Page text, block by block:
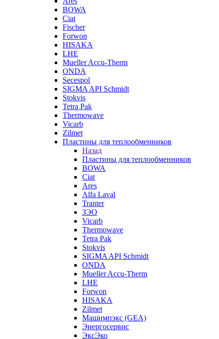
BOWA
Ciat
Fischer
Forwon
HISAKA
LHE
Mueller Accu-Therm
ONDA
Secespol
SIGMA API Schmidt
Stokvis
Tetra Pak
Thermowave
Vicarb
Zilmet
Пластины для теплообменников
Назад
Пластины для теплообменников
BOWA
Ciat
Ares
Alfa Laval
Tranter
ЗЭО
Vicarb
Thermowave
Tetra Pak
Stokvis
SIGMA API Schmidt
ONDA
Mueller Accu-Therm
LHE
Forwon
HISAKA
Zilmet
Машимпэкс (GEA)
Энергосервис
ЭксЭко